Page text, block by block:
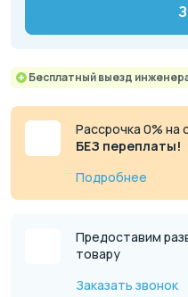
Бесплатный выезд
Рассрочка 0% на
БЕЗ переплаты!
Подробнее
Предоставим
товару
Заказать звонок